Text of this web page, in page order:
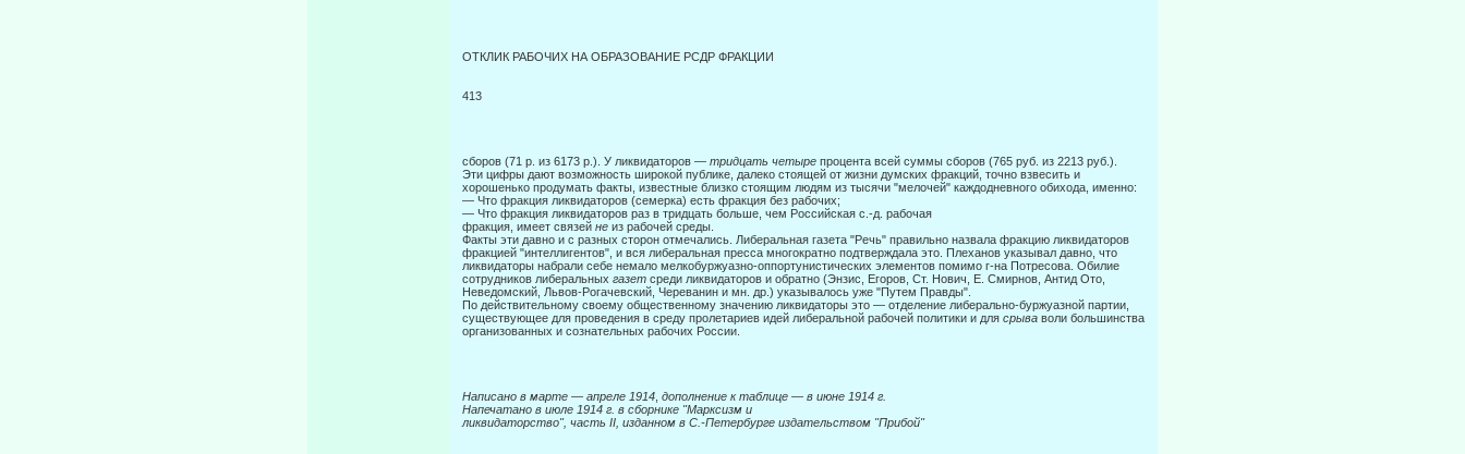
ОТКЛИК РАБОЧИХ НА ОБРАЗОВАНИЕ РСДР ФРАКЦИИ
413
сборов (71 р. из 6173 р.). У ликвидаторов — тридцать четыре процента всей суммы сборов (765 руб. из 2213 руб.).
Эти цифры дают возможность широкой публике, далеко стоящей от жизни думских фракций, точно взвесить и
хорошенько продумать факты, известные близко стоящим людям из тысячи "мелочей" каждодневного обихода, именно:
— Что фракция ликвидаторов (семерка) есть фракция без рабочих;
— Что фракция ликвидаторов раз в тридцать больше, чем Российская с.-д. рабочая
фракция, имеет связей не из рабочей среды.
Факты эти давно и с разных сторон отмечались. Либеральная газета "Речь" правиль­но назвала фракцию ликвидаторов
фракцией "интеллигентов", и вся либеральная прес­са многократно подтверждала это. Плеханов указывал давно, что
ликвидаторы набрали себе немало мелкобуржуазно-оппортунистических элементов помимо г-на Потресова. Обилие
сотрудников либеральных газет среди ликвидаторов и обратно (Энзис, Егоров, Ст. Нович, Е. Смирнов, Антид Ото,
Неведомский, Львов-Рогачевский, Череванин и мн. др.) указывалось уже "Путем Правды".
По действительному своему общественному значению ликвидаторы это — отделе­ние либерально-буржуазной партии,
существующее для проведения в среду пролетари­ев идей либеральной рабочей политики и для срыва воли большинства
организованных и сознательных рабочих России.
Написано в марте — апреле 1914, дополнение к таблице — в июне 1914 г.
Напечатано в июле 1914 г. в сборнике "Марксизм и
ликвидаторство", часть II, изданном в С.-Петербурге издательством "Прибой"